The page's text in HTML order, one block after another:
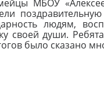
МБОУ
людям,
своей души.
было сказано